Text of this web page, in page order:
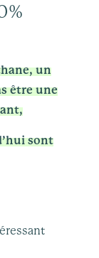
un
être une
sont